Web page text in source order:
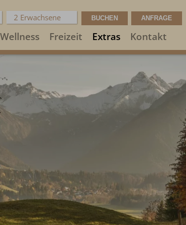
2 Erwachsene
Wellness Freizeit Extras Kontakt